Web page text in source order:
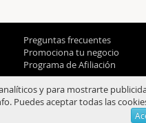
Preguntas frecuentes
Promociona tu negocio
Programa de Afiliación
y para mostrarte
Puedes aceptar todas las